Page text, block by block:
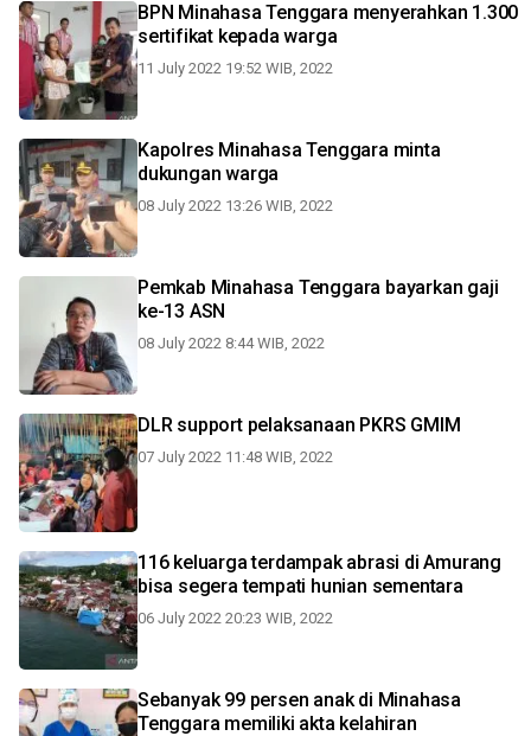
BPN Minahasa Tenggara menyerahkan 1.300
sertifikat kepada warga
11 July 2022 19:52 WIB, 2022
Kapolres Minahasa Tenggara minta
dukungan warga
08 July 2022 13:26 WIB, 2022
Pemkab Minahasa Tenggara bayarkan gaji
ke-13 ASN
08 July 2022 8:44 WIB, 2022
DLR support pelaksanaan PKRS GMIM
07 July 2022 11:48 WIB, 2022
116 keluarga terdampak abrasi di Amurang
bisa segera tempati hunian sementara
06 July 2022 20:23 WIB, 2022
Sebanyak 99 persen anak di Minahasa
Tenggara memiliki akta kelahiran